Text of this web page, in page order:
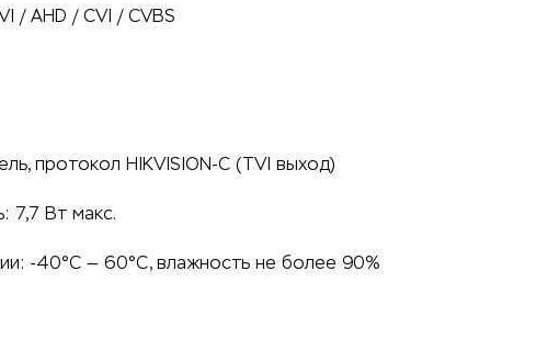
/ AHD / CVI / CVBS
протокол HIKVISION-C (TVI выход)
7,7 Вт макс.
-40°С — 60°С, влажность не более 90%